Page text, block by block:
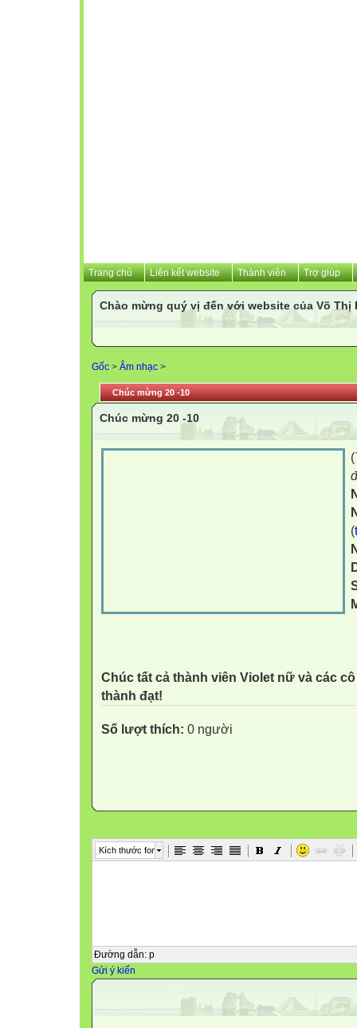
Trang chủ Liên kết website Thành viên Trợ giúp
Chào mừng quý vị đến với website của Võ Thị
Gốc > Âm nhạc >
Chúc mừng 20 -10
Chúc mừng 20 -10
(
(
Chúc tất cả thành viên Violet nữ và các
thành đạt!
Số lượt thích: 0 người
Kích thước font
Đường dẫn: p
Gửi ý kiến